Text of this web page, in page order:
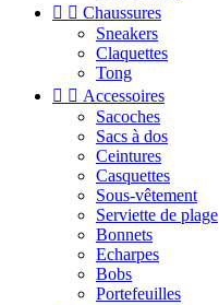
  Chaussures
Sneakers
Claquettes
Tong
  Accessoires
Sacoches
Sacs à dos
Ceintures
Casquettes
Sous-vêtement
Serviette de plage
Bonnets
Echarpes
Bobs
Portefeuilles